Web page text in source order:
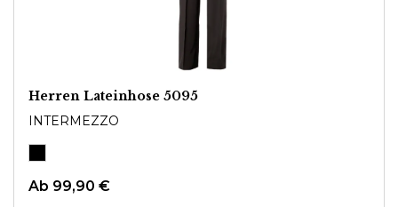
Herren Lateinhose 5095
INTERMEZZO
Ab 99,90 €